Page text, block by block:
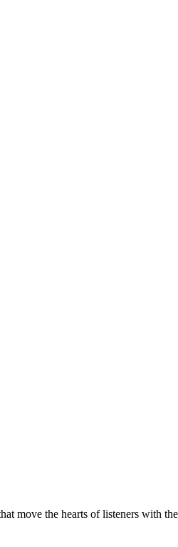
move the hearts of listeners with